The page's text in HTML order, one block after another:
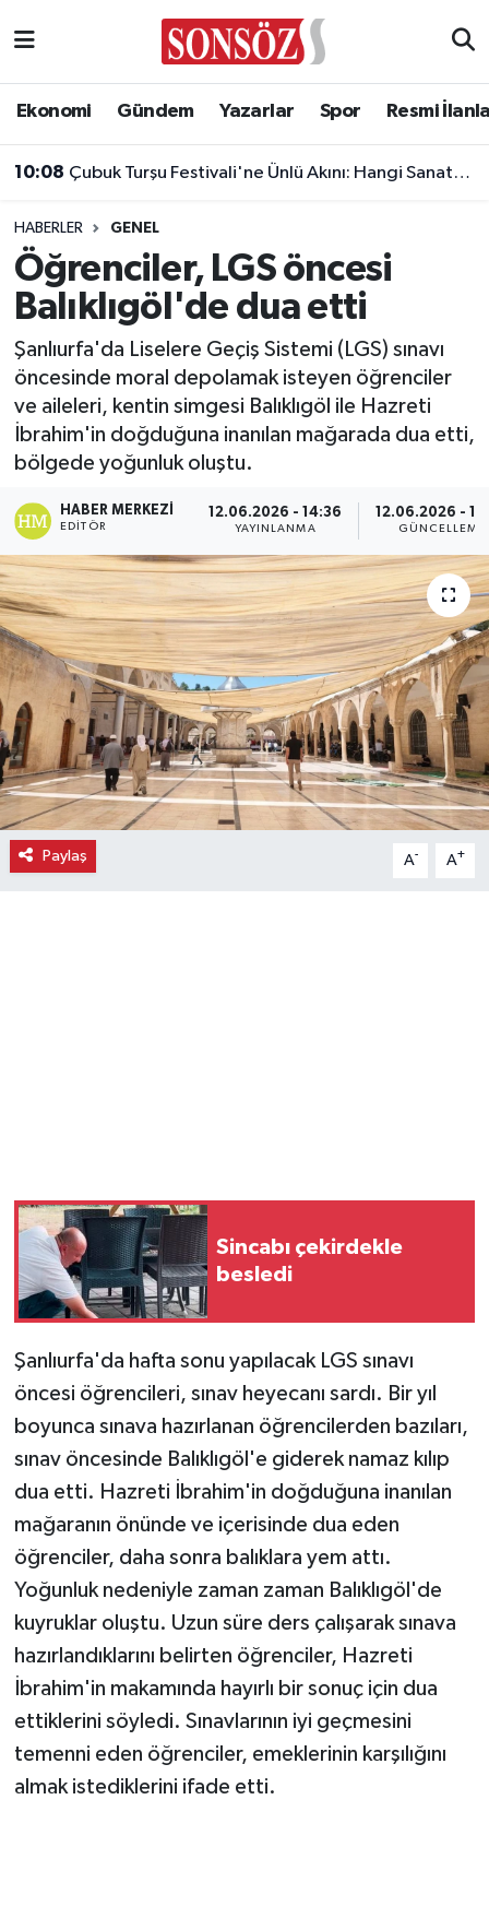
Ekonomi Gündem Yazarlar Spor Resmi
10:08 Çubuk Turşu Festivali'ne Ünlü Akını: Hangi Sanatçı Ne Zaman Çıkacak?
HABERLER GENEL
Öğrenciler, LGS öncesi
Balıklıgöl'de dua etti
Şanlıurfa'da Liselere Geçiş Sistemi (LGS) sınavı
öncesinde moral depolamak isteyen öğrenciler
ve aileleri, kentin simgesi Balıklıgöl ile Hazreti
İbrahim'in doğduğuna inanılan mağarada dua etti,
bölgede yoğunluk oluştu.
HABER MERKEZI
EDITÖR
12.06.2026 - 14:36
YAYINLANMA
12.06.2026 -
GÜNCELLEME
Paylaş A- A+
Sincabı çekirdekle
besledi
Şanlıurfa'da hafta sonu yapılacak LGS sınavı
öncesi öğrencileri, sınav heyecanı sardı. Bir yıl
boyunca sınava hazırlanan öğrencilerden bazıları,
sınav öncesinde Balıklıgöl'e giderek namaz kılıp
dua etti. Hazreti İbrahim'in doğduğuna inanılan
mağaranın önünde ve içerisinde dua eden
öğrenciler, daha sonra balıklara yem attı.
Yoğunluk nedeniyle zaman zaman Balıklıgöl'de
kuyruklar oluştu. Uzun süre ders çalışarak sınava
hazırlandıklarını belirten öğrenciler, Hazreti
İbrahim'in makamında hayırlı bir sonuç için dua
ettiklerini söyledi. Sınavlarının iyi geçmesini
temenni eden öğrenciler, emeklerinin karşılığını
almak istediklerini ifade etti.
Asayiş
Biyografi
Çevre
Diğer
Dünya
Eğitim
Ekonomi
Eleman
Emlak
Gündem
Gurme
Haber
İlçe Haberleri
Seri İlan
Siyaset
Sokak Hayvanlarını Sahiplendirme
Sonsöz Özel
Spor
Yaşam
Ankara Nöbetçi Eczaneler
Ankara Trafik Yoğunluk Haritası
Süper Lig Puan Durumu ve Fikstür
Tüm Manşetler
Son Dakika Haberleri
Haber Arşivi